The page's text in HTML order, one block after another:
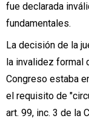
fue declarada
fundamentales.
La decisión de la
la invalidez formal
Congreso estaba
el requisito de
art. 99, inc. 3 de la